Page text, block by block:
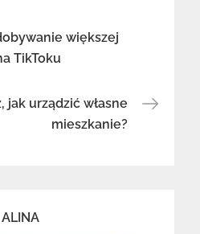
większej
TikToku
jak urządzić własne
mieszkanie?
ALINA